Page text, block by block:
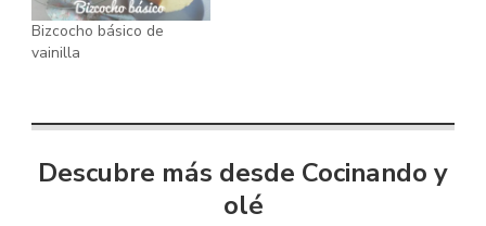
Bizcocho básico de
vainilla
Descubre más desde Cocinando y
olé